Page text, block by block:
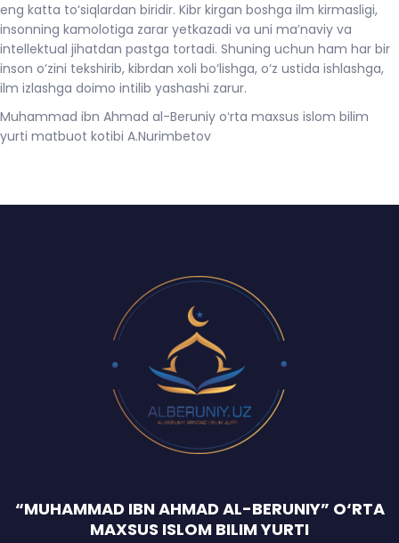
eng katta to‘siqlardan biridir. Kibr kirgan boshga ilm kirmasligi,
insonning kamolotiga zarar yetkazadi va uni ma’naviy va
intellektual jihatdan pastga tortadi. Shuning uchun ham har bir
inson o‘zini tekshirib, kibrdan xoli bo‘lishga, o‘z ustida ishlashga,
ilm izlashga doimo intilib yashashi zarur.
Muhammad ibn Ahmad al-Beruniy oʻrta maxsus islom bilim
yurti matbuot kotibi A.Nurimbetov
“MUHAMMAD IBN AHMAD AL-BERUNIY” O‘RTA
MAXSUS ISLOM BILIM YURTI